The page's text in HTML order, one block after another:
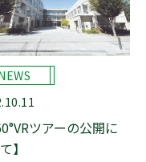
ツアーの公開に
】